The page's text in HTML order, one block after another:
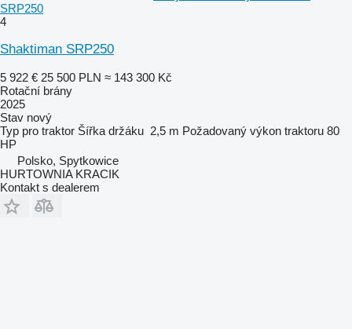
SRP250
4
Shaktiman SRP250
5 922 € 25 500 PLN ≈ 143 300 Kč
Rotační brány
2025
Stav nový
Typ pro traktor Šířka držáku 2,5 m Požadovaný výkon traktoru 80
HP
Polsko, Spytkowice
HURTOWNIA KRACIK
Kontakt s dealerem